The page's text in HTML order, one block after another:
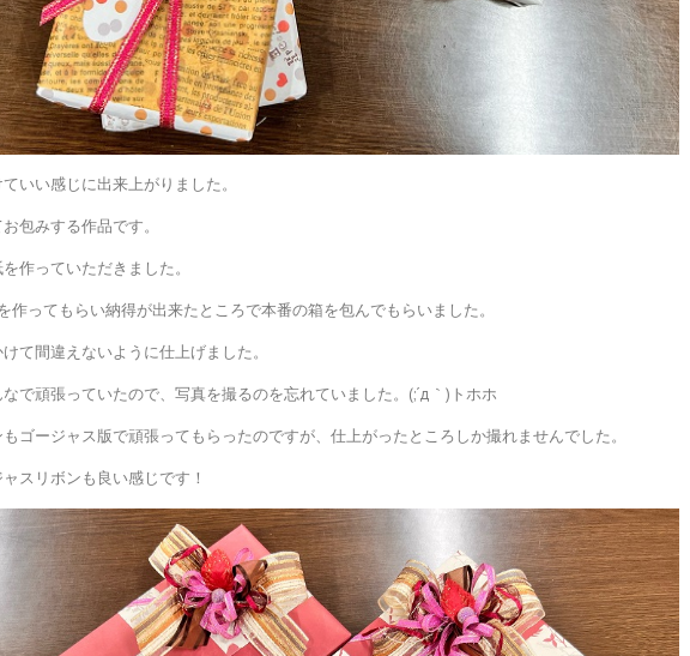
いい感じに出来上がりました。
包みする作品です。
作っていただきました。
作ってもらい納得が出来たところで本番の箱を包んでもらいました。
て間違えないように仕上げました。
で頑張っていたので、写真を撮るのを忘れていました。(;´д｀)トホホ
ゴージャス版で頑張ってもらったのですが、仕上がったところしか撮れませんでした。
スリボンも良い感じです！